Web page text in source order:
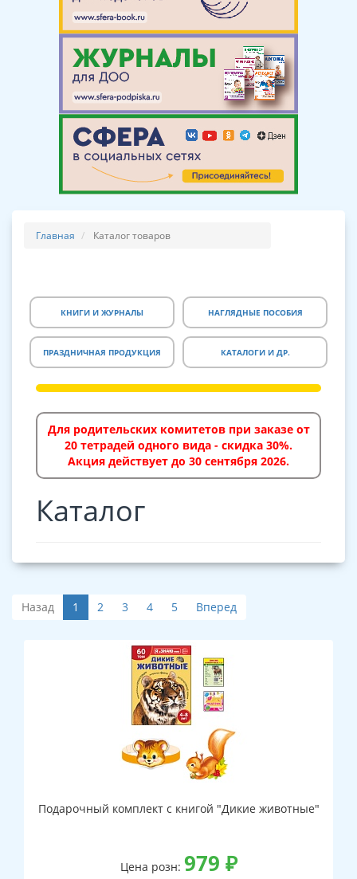
Главная Каталог товаров
КНИГИ И ЖУРНАЛЫ НАГЛЯДНЫЕ ПОСОБИЯ
ПРАЗДНИЧНАЯ ПРОДУКЦИЯ КАТАЛОГИ И ДР.
Для родительских комитетов при заказе от
20 тетрадей одного вида - скидка 30%.
Акция действует до 30 сентября 2026.
Каталог
Назад 1 2 3 4 5 Вперед
Подарочный комплект с книгой "Дикие животные"
Цена розн: 979 ₽